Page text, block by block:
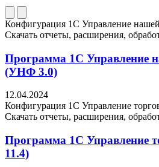
Конфигурация 1С Управление
Скачать отчеты, расширения,
Программа 1С Управление
(УНФ 3.0)
12.04.2024
Конфигурация 1С Управление
Скачать отчеты, расширения,
Программа 1С Управление
11.4)